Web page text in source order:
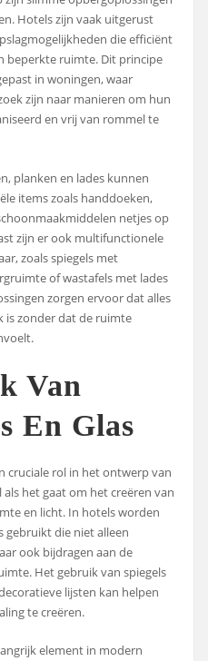
Hotels zijn vaak uitgerust
die efficiënt
beperkte ruimte. Dit principe
in woningen, waar
zijn naar manieren om hun
en vrij van rommel te
planken en lades kunnen
items zoals handdoeken,
netjes op
zijn er ook multifunctionele
zoals spiegels met
of wastafels met lades
zorgen ervoor dat alles
is zonder dat de ruimte
Van
En Glas
cruciale rol in het ontwerp van
het gaat om het creëren van
en licht. In hotels worden
gebruikt die niet alleen
ook bijdragen aan de
Het gebruik van spiegels
lijsten kan helpen
te creëren.
element in modern